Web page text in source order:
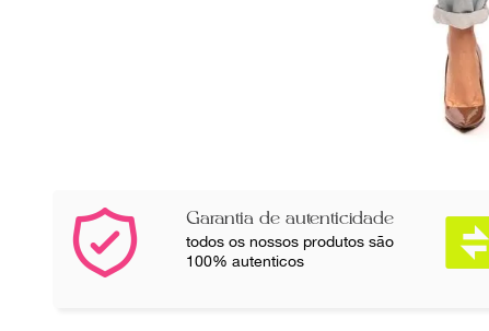
Garantia de autenticidade
todos os nossos produtos são
100% autenticos